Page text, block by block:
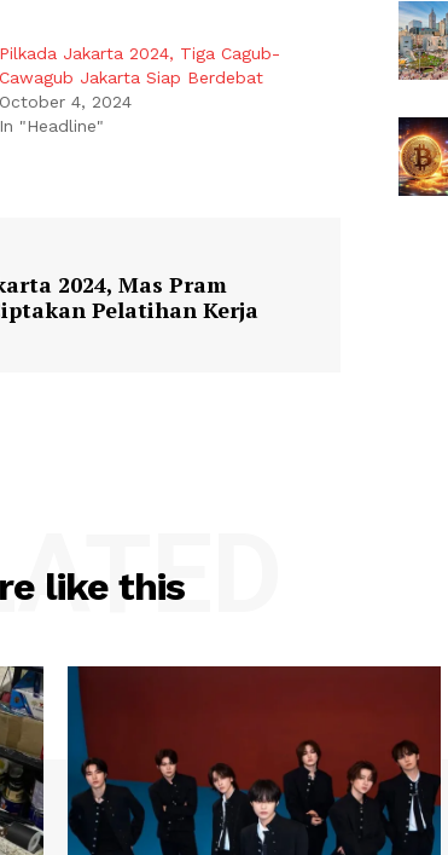
Pilkada Jakarta 2024, Tiga Cagub-
Cawagub Jakarta Siap Berdebat
October 4, 2024
In "Headline"
2024, Mas Pram
Pelatihan Kerja
like this